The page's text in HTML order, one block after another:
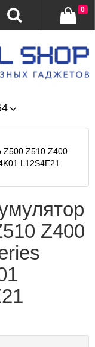
0
Z500 Z510 Z400
L12S4E21
Z400